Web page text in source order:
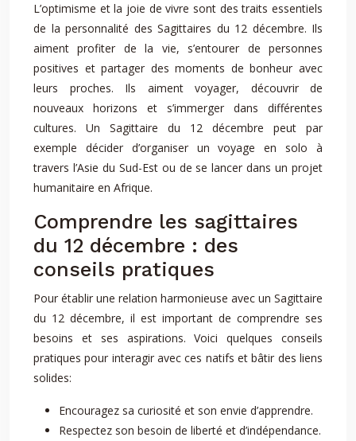
L’optimisme et la joie de vivre sont des traits essentiels
de la personnalité des Sagittaires du 12 décembre. Ils
aiment profiter de la vie, s’entourer de personnes
positives et partager des moments de bonheur avec
leurs proches. Ils aiment voyager, découvrir de
nouveaux horizons et s’immerger dans différentes
cultures. Un Sagittaire du 12 décembre peut par
exemple décider d’organiser un voyage en solo à
travers l’Asie du Sud-Est ou de se lancer dans un projet
humanitaire en Afrique.
Comprendre les sagittaires
du 12 décembre : des
conseils pratiques
Pour établir une relation harmonieuse avec un Sagittaire
du 12 décembre, il est important de comprendre ses
besoins et ses aspirations. Voici quelques conseils
pratiques pour interagir avec ces natifs et bâtir des liens
solides:
Encouragez sa curiosité et son envie d’apprendre.
Respectez son besoin de liberté et d’indépendance.